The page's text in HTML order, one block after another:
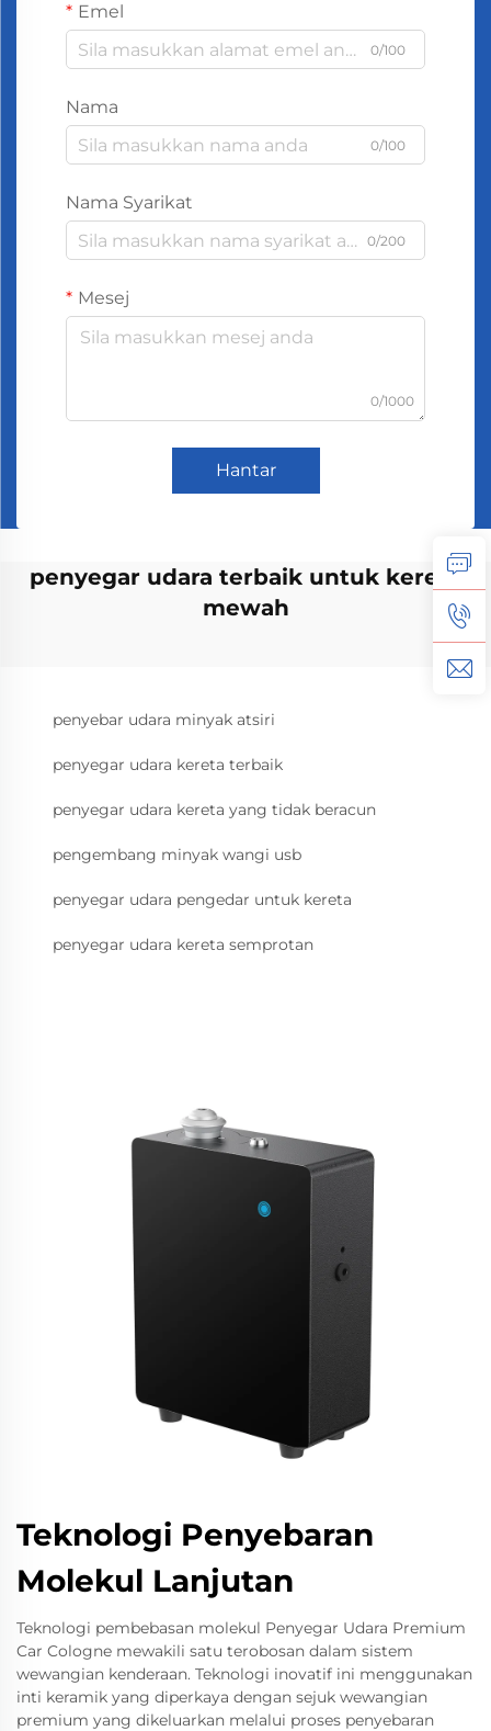
Emel
0/100
Nama
0/100
Nama Syarikat
0/200
Mesej
0/1000
Hantar
penyegar udara terbaik untuk kereta
mewah
penyebar udara minyak atsiri
penyegar udara kereta terbaik
penyegar udara kereta yang tidak beracun
pengembang minyak wangi usb
penyegar udara pengedar untuk kereta
penyegar udara kereta semprotan
Teknologi Penyebaran
Molekul Lanjutan
Teknologi pembebasan molekul Penyegar Udara Premium
Car Cologne mewakili satu terobosan dalam sistem
wewangian kenderaan. Teknologi inovatif ini menggunakan
inti keramik yang diperkaya dengan sejuk wewangian
premium yang dikeluarkan melalui proses penyebaran